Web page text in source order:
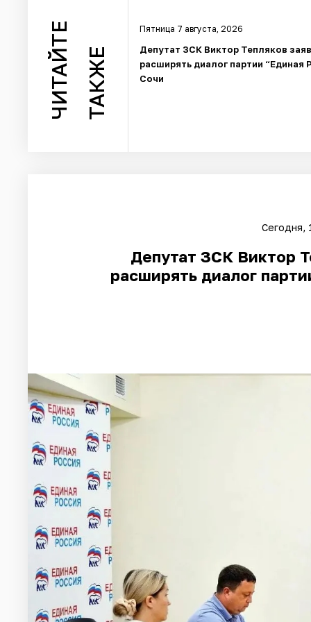
ЧИТАЙТЕ ТАКЖЕ
Пятница 7 августа, 2026
Депутат ЗСК Виктор Тепляков
расширять диалог партии “Единая
Сочи
Сегодня,
Депутат ЗСК Виктор
расширять диалог